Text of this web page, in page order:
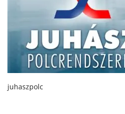
juhaszpolc